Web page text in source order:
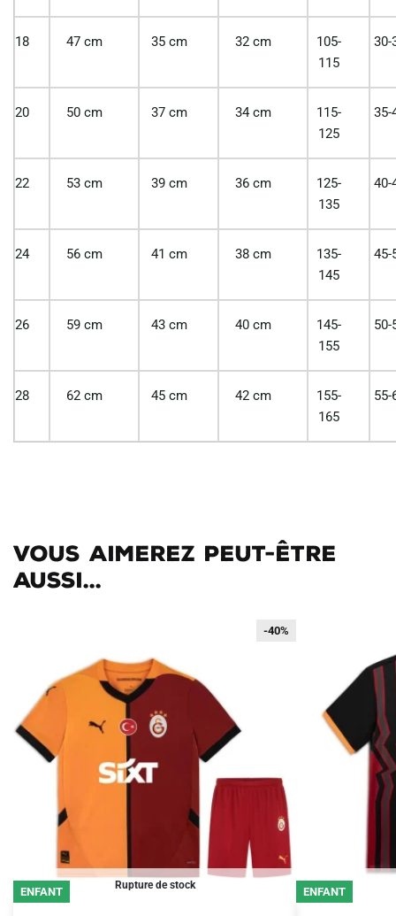
18 47 cm 35 cm 32 cm
105-
115
30-
20 50 cm 37 cm 34 cm
115-
125
35-
22 53 cm 39 cm 36 cm
125-
135
40-
24 56 cm 41 cm 38 cm
135-
145
45-
26 59 cm 43 cm 40 cm
145-
155
50-
28 62 cm 45 cm 42 cm
155-
165
55-
Vous aimerez peut-être
aussi...
Rupture de stock
-40%
ENFANT
-40%
ENFANT